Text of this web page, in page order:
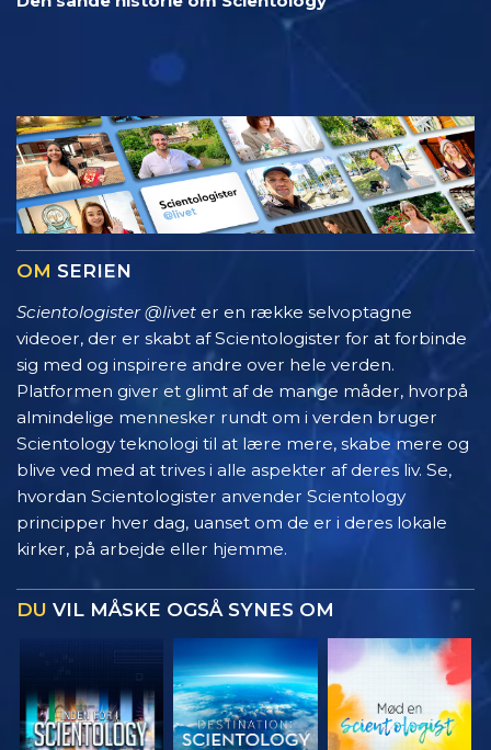
OM SERIEN
Scientologister @livet er en række selvoptagne
videoer, der er skabt af Scientologister for at forbinde
sig med og inspirere andre over hele verden.
Platformen giver et glimt af de mange måder, hvorpå
almindelige mennesker rundt om i verden bruger
Scientology teknologi til at lære mere, skabe mere og
blive ved med at trives i alle aspekter af deres liv. Se,
hvordan Scientologister anvender Scientology
principper hver dag, uanset om de er i deres lokale
kirker, på arbejde eller hjemme.
DU VIL MÅSKE OGSÅ SYNES OM